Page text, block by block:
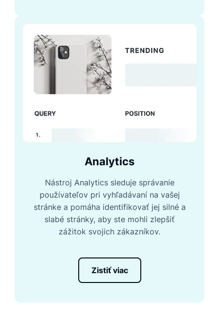
Analytics
Nástroj Analytics sleduje správanie
používateľov pri vyhľadávaní na vašej
stránke a pomáha identifikovať jej silné a
slabé stránky, aby ste mohli zlepšiť
zážitok svojich zákazníkov.
Zistiť viac